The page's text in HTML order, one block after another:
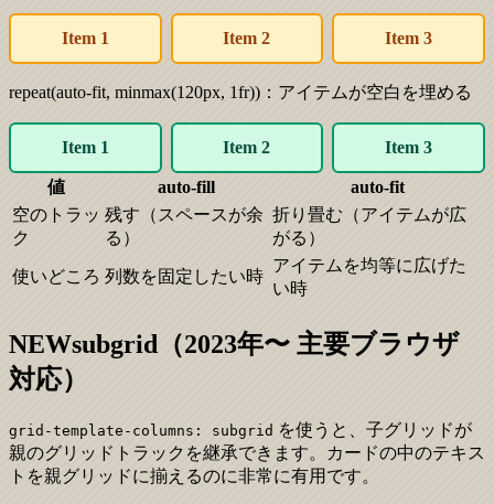
Item 1 Item2 Item3
repeat(auto-fit, minmax(120px, 1fr))：アイテムが空白を埋める
Item 1 Item2 Item3
値 auto-fill
auto-fit
空のトラッ
ク
残す（スペースが余
る）
折り畳む（アイテムが広
がる）
使いどころ 列数を固定したい時
アイテムを均等に広げた
い時
NEWsubgrid（2023年〜 主要ブラウザ
対応）
grid-template-columns: subgrid を使うと、子グリッドが
親のグリッドトラックを継承できます。カードの中のテキス
トを親グリッドに揃えるのに非常に有用です。